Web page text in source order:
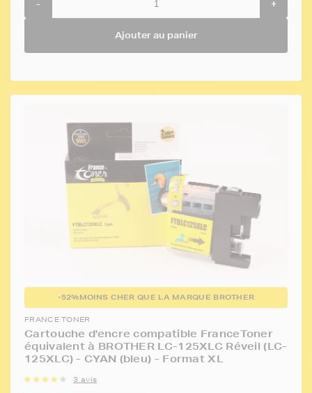
- +
Ajouter au panier
-52%MOINS CHER QUE LA MARQUE BROTHER
FRANCE TONER
Cartouche d'encre compatible FranceToner
équivalent à BROTHER LC-125XLC Réveil (LC-
125XLC) - CYAN (bleu) - Format XL
3 avis